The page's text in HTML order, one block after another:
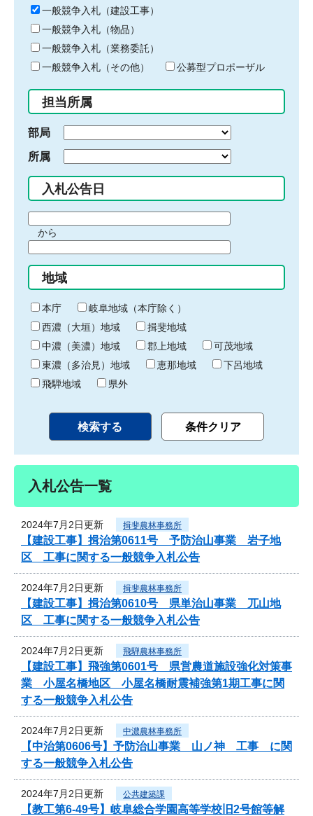
キ
ー
ワ
ー
ド
入
力
一般競争入札（建設工事）
一般競争入札（物品）
一般競争入札（業務委託）
一般競争入札（その他）
公募型プロポーザル
担当所属
部局
所属
入札公告日
間
始
り
から
間
終
わ
り
地域
本庁
岐阜地域（本庁除く）
西濃（大垣）地域
揖斐地域
中濃（美濃）地域
郡上地域
可茂地域
東濃（多治見）地域
恵那地域
下呂地域
飛騨地域
県外
入札公告一覧
2024年7月2日更新 揖斐農林事務所
【建設工事】揖治第0611号 予防治山事業 岩子地
区 工事に関する一般競争入札公告
2024年7月2日更新 揖斐農林事務所
【建設工事】揖治第0610号 県単治山事業 兀山地
区 工事に関する一般競争入札公告
2024年7月2日更新 飛騨農林事務所
【建設工事】飛強第0601号 県営農道施設強化対策事
業 小屋名橋地区 小屋名橋耐震補強第1期工事に関
する一般競争入札公告
2024年7月2日更新 中濃農林事務所
【中治第0606号】予防治山事業 山ノ神 工事 に関
する一般競争入札公告
2024年7月2日更新 公共建築課
【教工第6-49号】岐阜総合学園高等学校旧2号館等解